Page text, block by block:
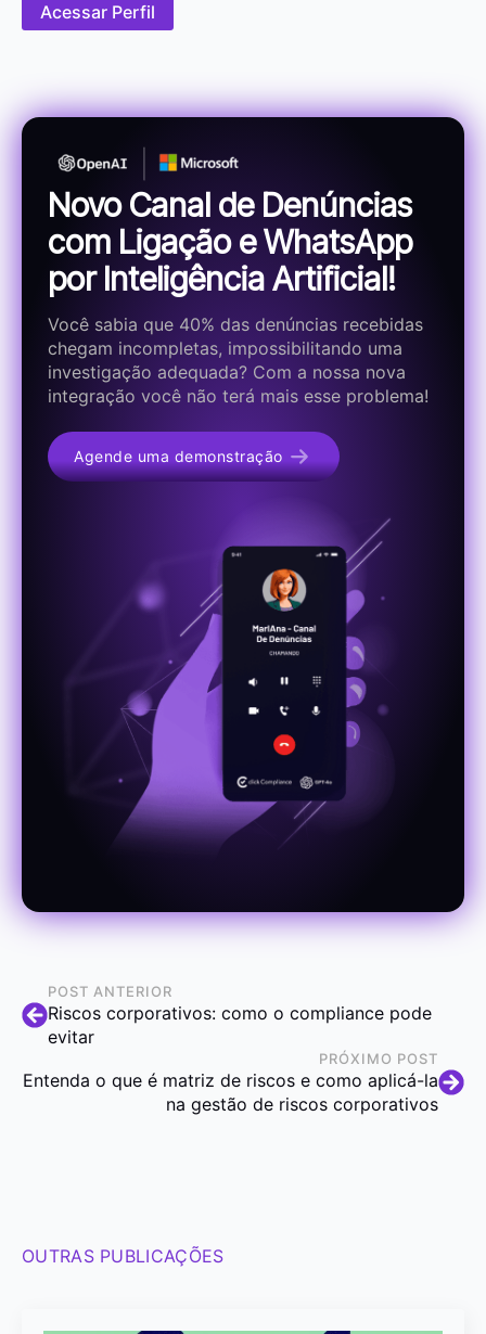
Acessar Perfil
Novo Canal de Denúncias
com Ligação e WhatsApp
por Inteligência Artificial!
Você sabia que 40% das denúncias recebidas
chegam incompletas, impossibilitando uma
investigação adequada? Com a nossa nova
integração você não terá mais esse problema!
Agende uma demonstração
POST ANTERIOR
Riscos corporativos: como o compliance pode
evitar
PRÓXIMO POST
Entenda o que é matriz de riscos e como aplicá-la
na gestão de riscos corporativos
OUTRAS PUBLICAÇÕES